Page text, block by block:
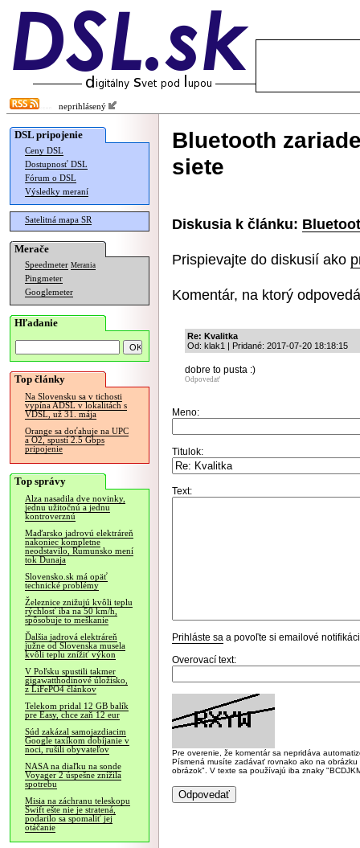
neprihlásený
DSL pripojenie
Ceny DSL
Dostupnosť DSL
Fórum o DSL
Výsledky meraní
Satelitná mapa SR
Merače
Speedmeter Merania
Pingmeter
Googlemeter
Hľadanie
Top články
Na Slovensku sa v tichosti
vypína ADSL v lokalitách s
VDSL, už 31. mája
Orange sa doťahuje na UPC
a O2, spustí 2.5 Gbps
pripojenie
Top správy
Alza nasadila dve novinky,
jednu užitočnú a jednu
kontroverznú
Maďarsko jadrovú elektráreň
nakoniec kompletne
neodstavilo, Rumunsko mení
tok Dunaja
Slovensko.sk má opäť
technické problémy
Železnice znižujú kvôli teplu
rýchlosť iba na 50 km/h,
spôsobuje to meškanie
Ďalšia jadrová elektráreň
južne od Slovenska musela
kvôli teplu znížiť výkon
V Poľsku spustili takmer
gigawatthodinové úložisko,
z LiFePO4 článkov
Telekom pridal 12 GB balík
pre Easy, chce zaň 12 eur
Súd zakázal samojazdiacim
Google taxíkom dobíjanie v
noci, rušili obyvateľov
NASA na diaľku na sonde
Voyager 2 úspešne znížila
spotrebu
Misia na záchranu teleskopu
Swift ešte nie je stratená,
podarilo sa spomaliť jej
otáčanie
Bluetooth
siete
Diskusia k článku:
Prispievajte do diskusií ako
Komentár, na ktorý
Re: Kvalitka
Od: klak1 | Pridané: 2017-07-20 18:18:15
dobre to pusta :)
Odpovedať
Meno:
Titulok:
Text:
Prihláste sa a povoľte si emailové
Overovací text:
Pre overenie, že komentár sa nepridáva
Písmená musíte zadávať rovnako ako na
obrázok". V texte sa používajú iba znaky